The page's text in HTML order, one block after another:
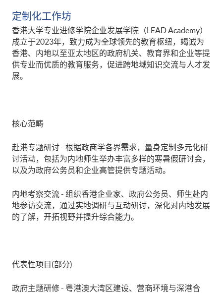
定制化工作坊
香港大学专业进修学院企业发展学院（LEAD Academy）
成立于2023年，致力成为全球领先的教育枢纽，竭诚为
香港、内地以至亚太地区的政府机关、教育界和企业等提
供专业而优质的教育服务，促进跨地域知识交流与人才发
展。
核心范畴
赴港专题研讨 - 根据政商学各界需求，量身定制多元化研
讨活动，包括为内地师生举办丰富多样的寒暑假研讨会，
以及为政府公务员和企业高管提供专题活动。
内地考察交流 - 组织香港企业家、政府公务员、师生赴内
地参访交流，通过实地调研与互动研讨，深化对内地发展
的了解，开拓视野并提升综合能力。
代表性项目(部分)
政府主题研修 - 粤港澳大湾区建设、营商环境与深港合